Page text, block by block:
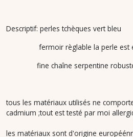
Descriptif: perles tchèques vert bleu
fermoir règlable la perle est en
fine chaîne serpentine
tous les matériaux utilisés ne
cadmium ;tout est testé par moi
les matériaux sont d'origine